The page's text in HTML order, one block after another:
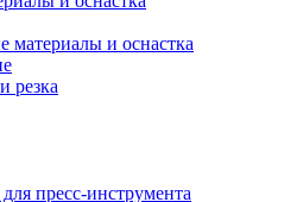
материалы и оснастка
резка
пресс-инструмента